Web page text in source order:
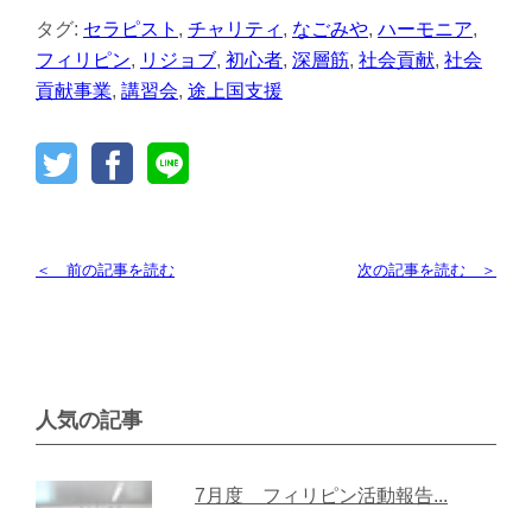
タグ: セラピスト , チャリティ , なごみや, ハーモニア,
フィリピン, リジョブ, 初心者, 深層筋, 社会貢献, 社会
貢献事業, 講習会, 途上国支援
＜ 前の記事を読む 次の記事を読む ＞
人気の記事
7月度 フィリピン活動報告...